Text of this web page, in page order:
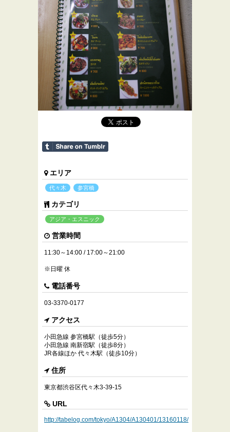
エリア
代々木 参宮橋
カテゴリ
アジア・エスニック
営業時間
11:30～14:00 / 17:00～21:00
※日曜 休
電話番号
03-3370-0177
アクセス
小田急線 参宮橋駅（徒歩5分）
小田急線 南新宿駅（徒歩8分）
JR各線ほか 代々木駅（徒歩10分）
住所
東京都渋谷区代々木3-39-15
URL
http://tabelog.com/tokyo/A1304/A130401/13160118/